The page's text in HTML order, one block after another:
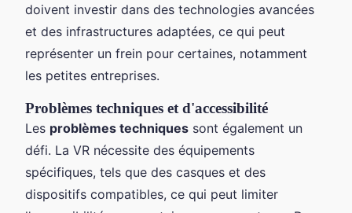
doivent investir dans des technologies avancées
et des infrastructures adaptées, ce qui peut
représenter un frein pour certaines, notamment
les petites entreprises.
Problèmes techniques et d'accessibilité
Les problèmes techniques sont également un
défi. La VR nécessite des équipements
spécifiques, tels que des casques et des
dispositifs compatibles, ce qui peut limiter